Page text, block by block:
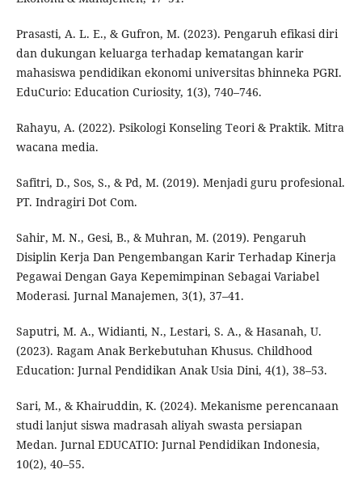
Prasasti, A. L. E., & Gufron, M. (2023). Pengaruh efikasi diri
dan dukungan keluarga terhadap kematangan karir
mahasiswa pendidikan ekonomi universitas bhinneka PGRI.
EduCurio: Education Curiosity, 1(3), 740–746.
Rahayu, A. (2022). Psikologi Konseling Teori & Praktik. Mitra
wacana media.
Safitri, D., Sos, S., & Pd, M. (2019). Menjadi guru profesional.
PT. Indragiri Dot Com.
Sahir, M. N., Gesi, B., & Muhran, M. (2019). Pengaruh
Disiplin Kerja Dan Pengembangan Karir Terhadap Kinerja
Pegawai Dengan Gaya Kepemimpinan Sebagai Variabel
Moderasi. Jurnal Manajemen, 3(1), 37–41.
Saputri, M. A., Widianti, N., Lestari, S. A., & Hasanah, U.
(2023). Ragam Anak Berkebutuhan Khusus. Childhood
Education: Jurnal Pendidikan Anak Usia Dini, 4(1), 38–53.
Sari, M., & Khairuddin, K. (2024). Mekanisme perencanaan
studi lanjut siswa madrasah aliyah swasta persiapan
Medan. Jurnal EDUCATIO: Jurnal Pendidikan Indonesia,
10(2), 40–55.